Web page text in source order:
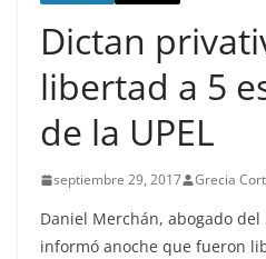
Dictan
libertad a 5
de la UPEL
septiembre 29, 2017 Grecia
Daniel Merchán, abogado del
informó anoche que fueron